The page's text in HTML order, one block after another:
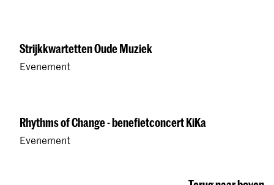
Strijkkwartetten Oude Muziek
Evenement
Rhythms of Change - benefietconcert KiKa
Evenement